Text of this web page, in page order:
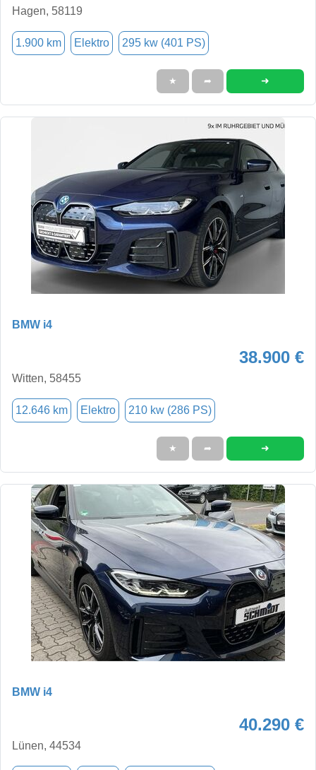
Hagen, 58119
1.900 km Elektro 295 kw (401 PS)
★ ➦ ➜
BMW i4
38.900 €
Witten, 58455
12.646 km Elektro 210 kw (286 PS)
★ ➦ ➜
BMW i4
40.290 €
Lünen, 44534